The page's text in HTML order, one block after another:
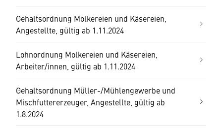
Gehaltsordnung Molkereien und Käsereien,
Angestellte, gültig ab 1.11.2024
Lohnordnung Molkereien und Käsereien,
Arbeiter/innen, gültig ab 1.11.2024
Gehaltsordnung Müller-/Mühlengewerbe und
Mischfuttererzeuger, Angestellte, gültig ab
1.8.2024